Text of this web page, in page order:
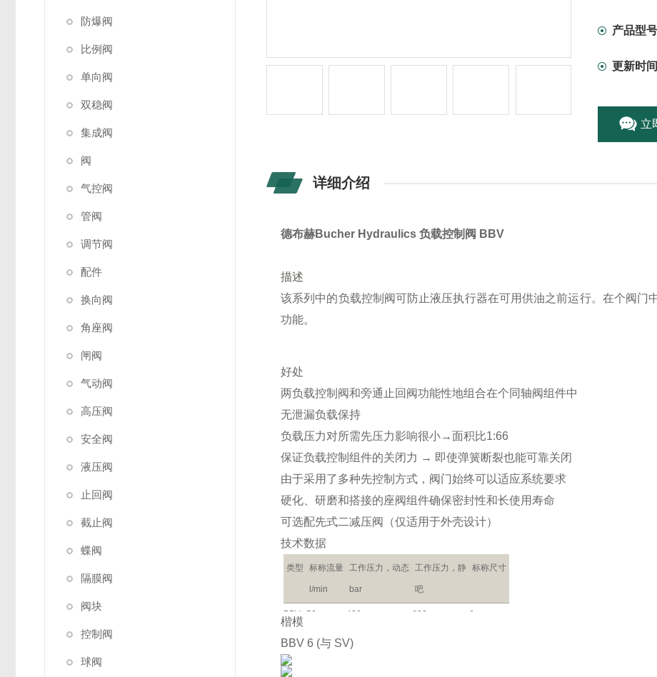
防爆阀
比例阀
单向阀
双稳阀
集成阀
阀
气控阀
管阀
调节阀
配件
换向阀
角座阀
闸阀
气动阀
高压阀
安全阀
液压阀
止回阀
截止阀
蝶阀
隔膜阀
阀块
控制阀
球阀
产品型号
更新时间
立
详细介绍
德布赫Bucher Hydraulics 负载控制阀 BBV
描述
该系列中的负载控制阀可防止液压执行器在可用供油之前运行。在个阀门
功能。
好处
两负载控制阀和旁通止回阀功能性地组合在个同轴阀组件中
无泄漏负载保持
负载压力对所需先压力影响很小→面积比1:66
保证负载控制组件的关闭力 → 即使弹簧断裂也能可靠关闭
由于采用了多种先控制方式，阀门始终可以适应系统要求
硬化、研磨和搭接的座阀组件确保密封性和长使用寿命
可选配先式二减压阀（仅适用于外壳设计）
技术数据
类型 标称流量
l/min
工作压力，动态
bar
工作压力，静
吧
标称尺寸
BBV 50 420 600 6
楷模
BBV 6 (与 SV)